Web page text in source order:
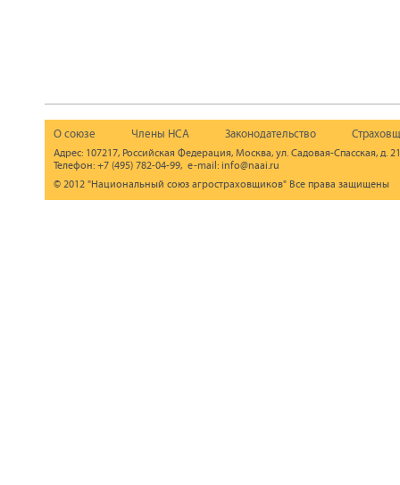
О союзе Члены НСА Законодательство
Адрес: 107217, Российская Федерация, Москва, ул. Садовая-Спасская, д.
Телефон: +7 (495) 782-04-99, e-mail: info@naai.ru
© 2012 "Национальный союз агростраховщиков" Все права защищены